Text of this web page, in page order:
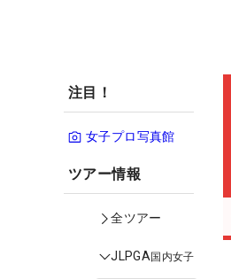
注目！
女子プロ写真館
ツアー情報
全ツアー
JLPGA国内女子